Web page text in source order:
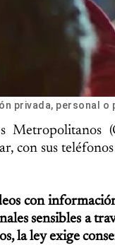
privada, personal o
Metropolitanos
con sus teléfonos
con
sensibles a
la ley exige